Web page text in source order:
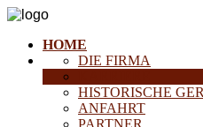
HOME
DIE FIRMA
HISTORISCHE
ANFAHRT
PARTNER